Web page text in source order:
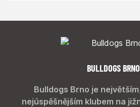
BULLDOGS BRNO
Bulldogs Brno je
nejúspěšnějším klubem na